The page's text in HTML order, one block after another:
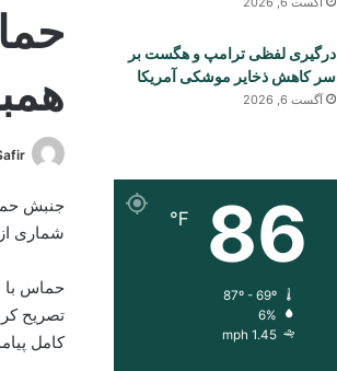
جنبش
شماری
حماس با
تصریح
کامل
درگیری لفظی ترامپ و هگست بر
سر کاهش ذخایر موشکی آمریکا
آگست 6, 2026
86
℉
6%
1.45 mph